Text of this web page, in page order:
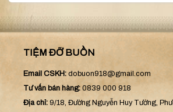
TIỆM ĐỠ BUỒN
Email CSKH: dobuon918@gmail.com
Tư vấn bán hàng: 0839 000 918
Địa chỉ: 9/18, Đường Nguyễn Huy Tưởng,